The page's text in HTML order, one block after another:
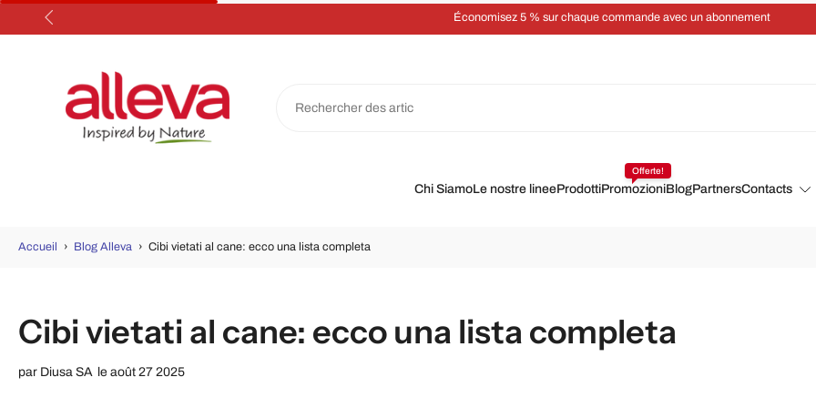
Aller
Économisez 5 % sur chaque commande avec un abonnement
Chi SiamoLe nostre lineeProdottiPromozioni
Offerte!
BlogPartnersContacts
Accueil › Blog Alleva › Cibi vietati al cane: ecco una lista completa
Cibi vietati al cane: ecco una lista completa
par Diusa SA le août 27 2025